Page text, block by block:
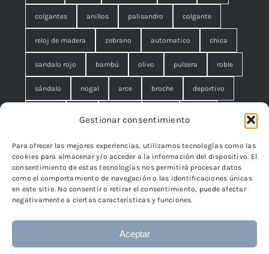
Gestionar consentimiento
Para ofrecer las mejores experiencias, utilizamos tecnologías como las
cookies para almacenar y/o acceder a la información del dispositivo. El
consentimiento de estas tecnologías nos permitirá procesar datos
como el comportamiento de navegación o las identificaciones únicas
en este sitio. No consentir o retirar el consentimiento, puede afectar
negativamente a ciertas características y funciones.
Aceptar
colgantes anillos palisandro colgante
reloj de madera zebrano automatico chica
sandalo rojo bambú olivo pulsera roble
sándalo nogal arce broche deportivo
brazalete cuadrado rombo filigrana. broche
cisne edelweiss